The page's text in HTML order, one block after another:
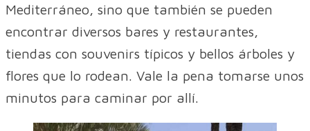
Mediterráneo, sino que también se pueden
encontrar diversos bares y restaurantes,
tiendas con souvenirs típicos y bellos árboles y
flores que lo rodean. Vale la pena tomarse unos
minutos para caminar por allí.